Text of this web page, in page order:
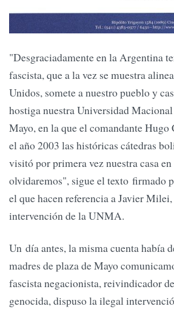
"Desgraciadamente en la Argentina
fascista, que a la vez se muestra
Unidos, somete a nuestro pueblo y
hostiga nuestra Universidad
Mayo, en la que el comandante Hugo
el año 2003 las históricas cátedras
visitó por primera vez nuestra casa
olvidaremos", sigue el texto firmado
el que hacen referencia a Javier
intervención de la UNMA.
Un día antes, la misma cuenta había
madres de plaza de Mayo
fascista negacionista, reivindicador
genocida, dispuso la ilegal